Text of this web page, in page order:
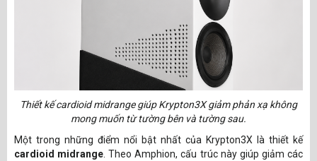
Thiết kế cardioid midrange giúp Krypton3X giảm phản xạ không
mong muốn từ tường bên và tường sau.
Một trong những điểm nổi bật nhất của Krypton3X là thiết kế
cardioid midrange. Theo Amphion, cấu trúc này giúp giảm các